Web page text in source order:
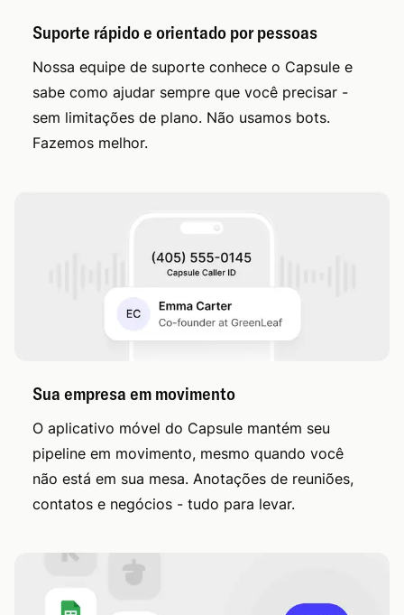
Suporte rápido e orientado por pessoas
Nossa equipe de suporte conhece o Capsule e
sabe como ajudar sempre que você precisar -
sem limitações de plano. Não usamos bots.
Fazemos melhor.
Sua empresa em movimento
O aplicativo móvel do Capsule mantém seu
pipeline em movimento, mesmo quando você
não está em sua mesa. Anotações de reuniões,
contatos e negócios - tudo para levar.